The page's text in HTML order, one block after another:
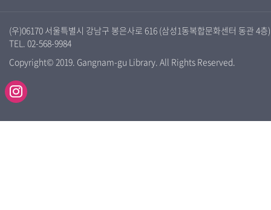
(우)06170 서울특별시 강남구 봉은사로 616 (삼성1동복합문화센터 동관 4층)
TEL. 02-568-9984
Copyright© 2019. Gangnam-gu Library. All Rights Reserved.